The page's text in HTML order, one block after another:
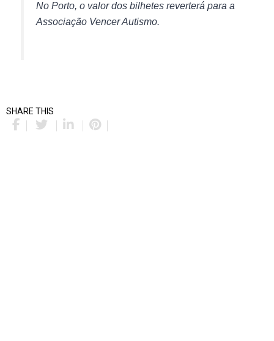
No Porto, o valor dos bilhetes reverterá para a
Associação Vencer Autismo.
SHARE THIS